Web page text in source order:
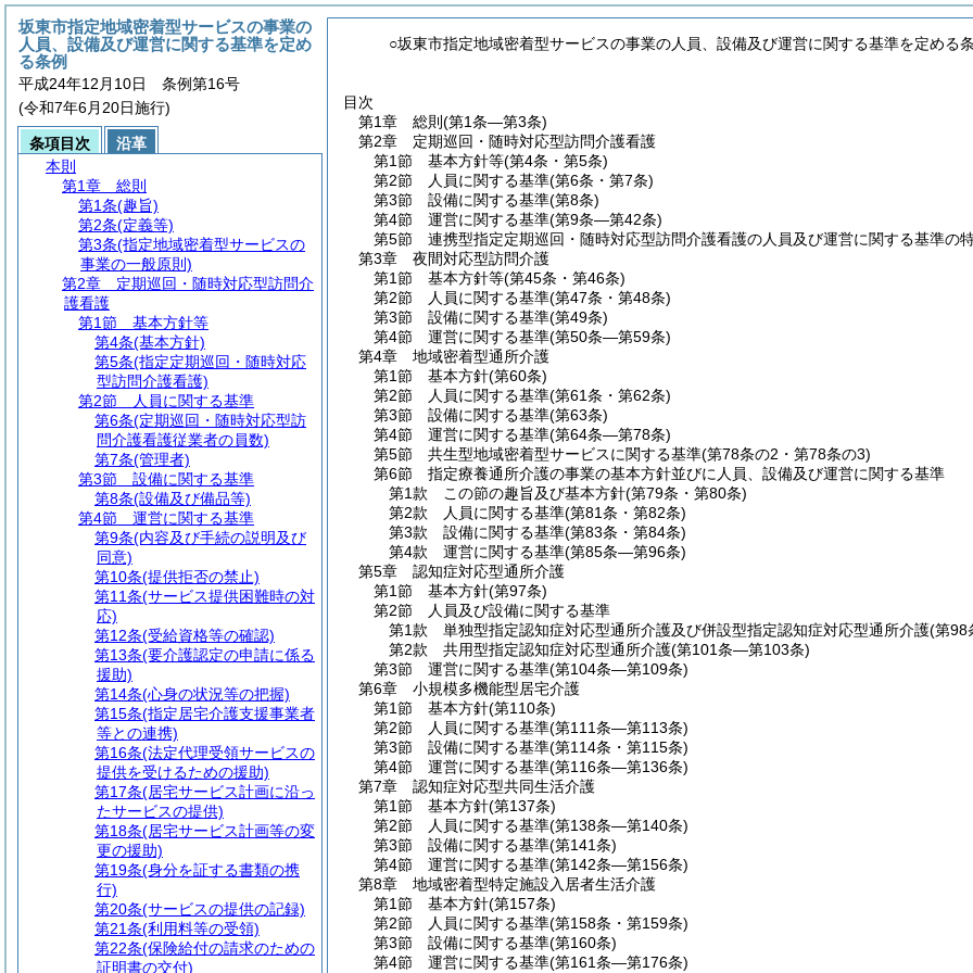
○坂東市指定地域密着型サービスの事業の人員、設備及び運営に関する基準を定める
目次
第1章
総則 (第1条―第3条)
第2章
定期巡回・随時対応型訪問介護看護
第1節
基本方針等(第4条・第5条)
第2節
人員に関する基準(第6条・第7条)
第3節
設備に関する基準(第8条)
第4節
運営に関する基準(第9条―第42条)
第5節
連携型指定定期巡回・随時対応型訪問介護看護の人員及び運営に関する基準の
第3章
夜間対応型訪問介護
第1節
基本方針等(第45条・第46条)
第2節
人員に関する基準(第47条・第48条)
第3節
設備に関する基準(第49条)
第4節
運営に関する基準(第50条―第59条)
第4章
地域密着型通所介護
第1節
基本方針(第60条)
第2節
人員に関する基準(第61条・第62条)
第3節
設備に関する基準(第63条)
第4節
運営に関する基準(第64条―第78条)
第5節
共生型地域密着型サービスに関する基準(第78条の2・第78条の3)
第6節
指定療養通所介護の事業の基本方針並びに人員、設備及び運営に関する基準
第1款
この節の趣旨及び基本方針(第79条・第80条)
第2款
人員に関する基準(第81条・第82条)
第3款
設備に関する基準(第83条・第84条)
第4款
運営に関する基準(第85条―第96条)
第5章
認知症対応型通所介護
第1節
基本方針(第97条)
第2節
人員及び設備に関する基準
第1款
単独型指定認知症対応型通所介護及び併設型指定認知症対応型通所介護(第98
第2款
共用型指定認知症対応型通所介護(第101条―第103条)
第3節
運営に関する基準(第104条―第109条)
第6章
小規模多機能型居宅介護
第1節
基本方針(第110条)
第2節
人員に関する基準(第111条―第113条)
第3節
設備に関する基準(第114条・第115条)
第4節
運営に関する基準(第116条―第136条)
第7章
認知症対応型共同生活介護
第1節
基本方針(第137条)
第2節
人員に関する基準(第138条―第140条)
第3節
設備に関する基準(第141条)
第4節
運営に関する基準(第142条―第156条)
第8章
地域密着型特定施設入居者生活介護
第1節
基本方針(第157条)
第2節
人員に関する基準(第158条・第159条)
第3節
設備に関する基準(第160条)
第4節
運営に関する基準(第161条―第176条)
坂東市指定地域密着型サービスの事業の
人員、設備及び運営に関する基準を定め
る条例
平成24年12月10日 条例第16号
(令和7年6月20日施行)
条項目次
沿革
本則
第1章
総則
第1条(趣旨)
第2条(定義等)
第3条(指定地域密着型サービスの
事業の一般原則)
第2章
定期巡回・随時対応型訪問介
護看護
第1節
基本方針等
第4条(基本方針)
第5条(指定定期巡回・随時対応
型訪問介護看護)
第2節
人員に関する基準
第6条(定期巡回・随時対応型訪
問介護看護従業者の員数)
第7条(管理者)
第3節
設備に関する基準
第8条(設備及び備品等)
第4節
運営に関する基準
第9条(内容及び手続の説明及び
同意)
第10条(提供拒否の禁止)
第11条(サービス提供困難時の対
応)
第12条(受給資格等の確認)
第13条(要介護認定の申請に係る
援助)
第14条(心身の状況等の把握)
第15条(指定居宅介護支援事業者
等との連携)
第16条(法定代理受領サービスの
提供を受けるための援助)
第17条(居宅サービス計画に沿っ
たサービスの提供)
第18条(居宅サービス計画等の変
更の援助)
第19条(身分を証する書類の携
行)
第20条(サービスの提供の記録)
第21条(利用料等の受領)
第22条(保険給付の請求のための
証明書の交付)